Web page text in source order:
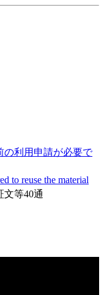
の利用申請が必要で
to reuse the material
文等40通